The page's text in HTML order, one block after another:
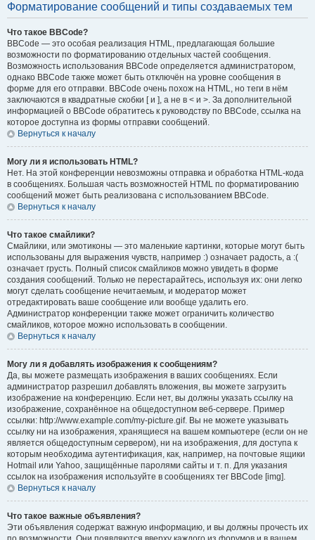
Форматирование сообщений и типы создаваемых тем
Что такое BBCode?
BBCode — это особая реализация HTML, предлагающая большие
возможности по форматированию отдельных частей сообщения.
Возможность использования BBCode определяется администратором,
однако BBCode также может быть отключён на уровне сообщения в
форме для его отправки. BBCode очень похож на HTML, но теги в нём
заключаются в квадратные скобки [ и ], а не в < и >. За дополнительной
информацией о BBCode обратитесь к руководству по BBCode, ссылка на
которое доступна из формы отправки сообщений.
Вернуться к началу
Могу ли я использовать HTML?
Нет. На этой конференции невозможны отправка и обработка HTML-кода
в сообщениях. Большая часть возможностей HTML по форматированию
сообщений может быть реализована с использованием BBCode.
Вернуться к началу
Что такое смайлики?
Смайлики, или эмотиконы — это маленькие картинки, которые могут быть
использованы для выражения чувств, например :) означает радость, а :(
означает грусть. Полный список смайликов можно увидеть в форме
создания сообщений. Только не перестарайтесь, используя их: они легко
могут сделать сообщение нечитаемым, и модератор может
отредактировать ваше сообщение или вообще удалить его.
Администратор конференции также может ограничить количество
смайликов, которое можно использовать в сообщении.
Вернуться к началу
Могу ли я добавлять изображения к сообщениям?
Да, вы можете размещать изображения в ваших сообщениях. Если
администратор разрешил добавлять вложения, вы можете загрузить
изображение на конференцию. Если нет, вы должны указать ссылку на
изображение, сохранённое на общедоступном веб-сервере. Пример
ссылки: http://www.example.com/my-picture.gif. Вы не можете указывать
ссылку ни на изображения, хранящиеся на вашем компьютере (если он не
является общедоступным сервером), ни на изображения, для доступа к
которым необходима аутентификация, как, например, на почтовые ящики
Hotmail или Yahoo, защищённые паролями сайты и т. п. Для указания
ссылок на изображения используйте в сообщениях тег BBCode [img].
Вернуться к началу
Что такое важные объявления?
Эти объявления содержат важную информацию, и вы должны прочесть их